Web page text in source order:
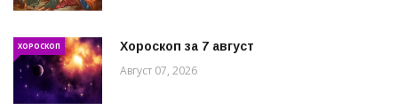
ХОРОСКОП Хороскоп за 7 август
Август 07, 2026